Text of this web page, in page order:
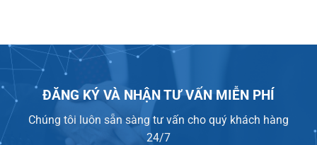
ĐĂNG KÝ VÀ NHẬN TƯ VẤN MIỄN PHÍ
Chúng tôi luôn sẵn sàng tư vấn cho quý khách hàng
24/7